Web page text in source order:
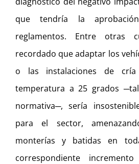
que tendría la
reglamentos. Entre otras
recordado que adaptar los
o las instalaciones de
temperatura a 25 grados
normativa─, sería
para el sector,
monterías y batidas en
correspondiente